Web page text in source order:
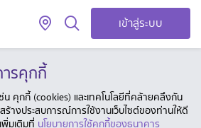
เข้าสู่ระบบ
ารคุกกี้
น คุกกี้ (cookies) และเทคโนโลยีที่คล้ายคลึงกัน
ร้างประสบการณ์การใช้งานเว็บไซต์ของท่านให้ดี
พิ่มเติมที่ นโยบายการใช้คุกกี้ของธนาคาร